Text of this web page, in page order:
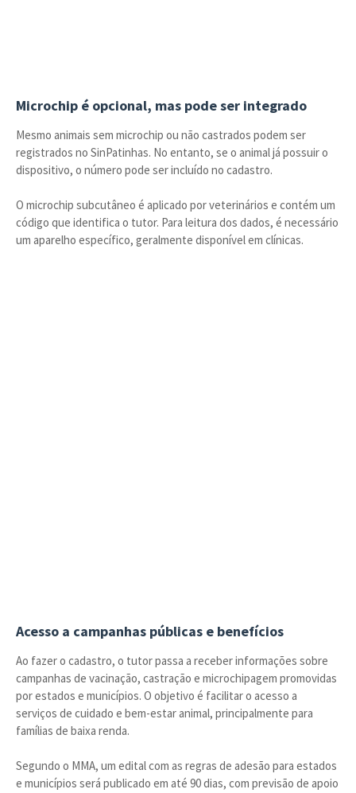
Microchip é opcional, mas pode ser integrado
Mesmo animais sem microchip ou não castrados podem ser
registrados no SinPatinhas. No entanto, se o animal já possuir o
dispositivo, o número pode ser incluído no cadastro.
O microchip subcutâneo é aplicado por veterinários e contém um
código que identifica o tutor. Para leitura dos dados, é necessário
um aparelho específico, geralmente disponível em clínicas.
Acesso a campanhas públicas e benefícios
Ao fazer o cadastro, o tutor passa a receber informações sobre
campanhas de vacinação, castração e microchipagem promovidas
por estados e municípios. O objetivo é facilitar o acesso a
serviços de cuidado e bem-estar animal, principalmente para
famílias de baixa renda.
Segundo o MMA, um edital com as regras de adesão para estados
e municípios será publicado em até 90 dias, com previsão de apoio